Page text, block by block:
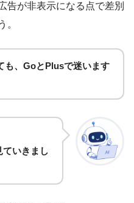
告が非表示になる点で差別
。
も、GoとPlusで迷います
いきまし